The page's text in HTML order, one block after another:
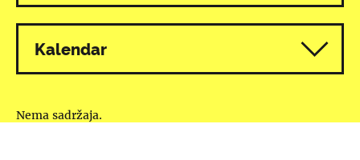
Kalendar
Nema sadržaja.